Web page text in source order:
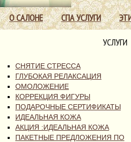
О САЛОНЕ СПА УСЛУГИ
УСЛУГИ
СНЯТИЕ СТРЕССА
ГЛУБОКАЯ РЕЛАКСАЦИЯ
ОМОЛОЖЕНИЕ
КОРРЕКЦИЯ ФИГУРЫ
ПОДАРОЧНЫЕ СЕРТИФИКАТЫ
ИДЕАЛЬНАЯ КОЖА
АКЦИЯ :ИДЕАЛЬНАЯ КОЖА
ПАКЕТНЫЕ ПРЕДЛОЖЕНИЯ ПО